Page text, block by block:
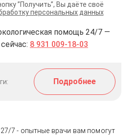
”Получить”, Вы даёте своё
персональных данных
помощь 24/7 —
8 931 009-18-03
Подробнее
7 - опытные врачи вам помогут